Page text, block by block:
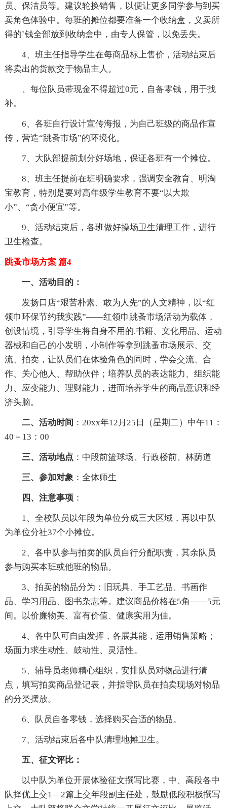
员、保洁员等。建议轮换销售，以便让更多同学参与到买
卖角色体验中。每班的摊位都要准备一个收纳盒，义卖所
得的`钱全部放到收纳盒中，由专人保管，以免丢失。
4、班主任指导学生在每商品标上售价，活动结束后
将卖出的货款交于物品主人。
、每位队员带现金不得超过0元，自备零钱，用于找
补。
6、各班自行设计宣传海报，为自己班级的商品作宣
传，营造“跳蚤市场”的环境化。
7、大队部提前划分好场地，保证各班有一个摊位。
8、班主任提前在班明确要求，强调安全教育、明淘
宝教育，特别是要对高年级学生教育不要“以大欺
小”、“贪小便宜”等。
9、活动结束后，各班做好操场卫生清理工作，进行
卫生检查。
跳蚤市场方案 篇4
一、活动目的：
发扬口店“艰苦朴素、敢为人先”的人文精神，以“红
领巾环保节约我实践”——红领巾跳蚤市场活动为载体，
创设情境，引导学生将自身不用的.书籍、文化用品、运动
器械和自己的小发明，小制作等拿到跳蚤市场展示、交
流、拍卖，让队员们在体验角色的同时，学会交流、合
作、关心他人、帮助伙伴；培养队员的表达能力、组织能
力、应变能力、理财能力，进而培养学生的商品意识和经
济头脑。
二、活动时间 ：20xx年12月25日（星期二）中午11：
40－13：00
三、活动地点 ：中段前篮球场、行政楼前、林荫道
三、参加对象 ：全体师生
四、注意事项：
1、全校队员以年段为单位分成三大区域，再以中队
为单位分社37个小摊位。
2、各中队参与拍卖的队员自行分配职责，其余队员
参与购买本班或他班的物品。
3、拍卖的物品分为：旧玩具、手工艺品、书画作
品、学习用品、图书杂志等。建议商品价格在5角——5元
间。以价廉物美、富有价值、健康实用为佳。
4、各中队可自由发挥，各展其能，运用销售策略；
场面力求生动性、鼓动性、灵活性。
5、辅导员老师精心组织，安排队员对物品进行清
点，填写拍卖商品登记表，并指导队员在拍卖现场对物品
的分类摆放。
6、队员自备零钱，选择购买合适的物品。
7、活动结束后各中队清理地摊卫生。
五、征文评比：
以中队为单位开展体验征文撰写比赛，中、高段各中
队择优上交1—2篇上交年段副主任处，鼓励低段积极撰写